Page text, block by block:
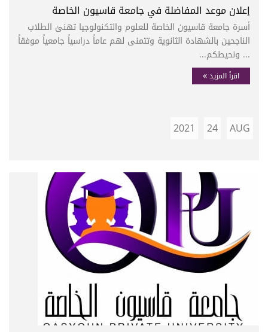
إعلان موعد المفاضلة في جامعة قاسيون الخاصة
أسرة جامعة قاسيون الخاصة للعلوم والتكنولوجيا تهنئ الطلاب
الناجحين بالشهادة الثانوية وتتمنى لهم عاماً دراسياً جامعياً موفقاً
... ونحيطكم...
اقرأ المزيد
AUG
24
2021